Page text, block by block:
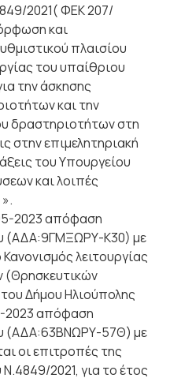
2021( ΦΕΚ 207/
και
πλαισίου
του υπαίθριου
την άσκησης
και την
δραστηριοτήτων στη
στην επιμελητηριακή
του Υπουργείου
και λοιπές
2023 απόφαση
(ΑΔΑ:9ΓΜΞΩΡΥ-Κ30) με
λειτουργίας
(Θρησκευτικών
του Δήμου Ηλιούπολης
2023 απόφαση
(ΑΔΑ:63ΒΝΩΡΥ-57Θ) με
οι επιτροπές της
2021, για το έτος